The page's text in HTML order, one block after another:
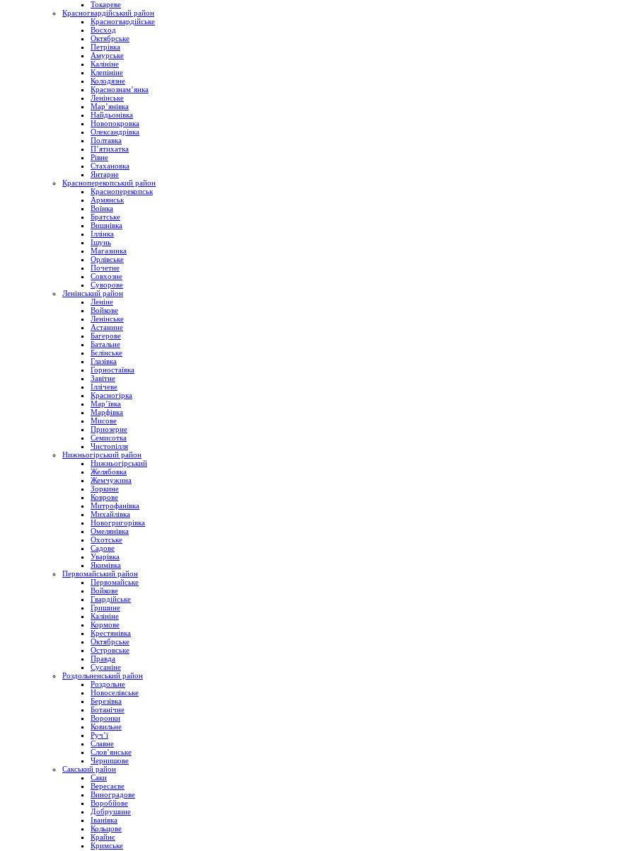
Токареве
Красногвардійський район
Красногвардійське
Восход
Октябрське
Петрівка
Амурське
Калініне
Клепініне
Колодязне
Краснознам’янка
Ленінське
Мар’янівка
Найдьонівка
Новопокровка
Олександрівка
Полтавка
П’ятихатка
Рівне
Стахановка
Янтарне
Красноперекопський район
Красноперекопськ
Армянськ
Воїнка
Братське
Вишнівка
Іллінка
Ішунь
Магазинка
Орлівське
Почетне
Совхозне
Суворове
Ленінський район
Леніне
Войкове
Ленінське
Астанине
Багерове
Батальне
Бєлінське
Глазівка
Горностаївка
Завітне
Іллічеве
Красногірка
Мар’ївка
Марфівка
Мисове
Приозерне
Семисотка
Чистопілля
Нижньогірський район
Нижньогірський
Желябовка
Жемчужина
Зоркине
Коврове
Митрофанівка
Михайлівка
Новогригорівка
Омелянівка
Охотське
Садове
Уварівка
Якимівка
Первомайський район
Первомайське
Войкове
Гвардійське
Гришине
Калініне
Кормове
Крестянівка
Октябрське
Островське
Правда
Сусаніне
Роздольненський район
Роздольне
Новоселівське
Березівка
Ботанічне
Воронки
Ковильне
Руч’ї
Славне
Слов’янське
Чернишове
Сакський район
Саки
Вересаєве
Виноградове
Воробйове
Добрушине
Іванівка
Кольцове
Крайнє
Кримське